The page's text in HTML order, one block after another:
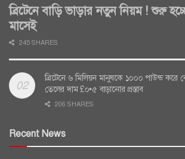
ব্রিটেনে বাড়ি ভাড়ার নতুন নিয়ম ! শুরু
মাসেই
245 SHARES
ব্রিটেনে ৬ মিলিয়ন মানুষকে ১০০০ পাউন্ড করে
তেলের দাম £০•৫ বাড়ানোর প্রস্তাব
206 SHARES
Recent News